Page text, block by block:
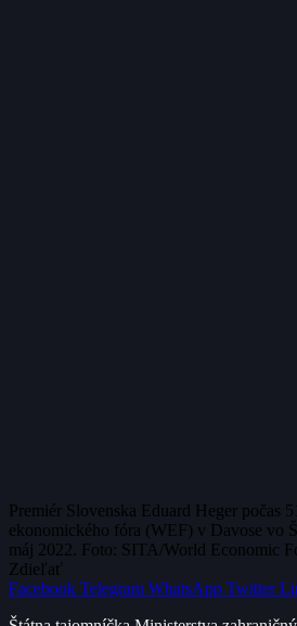
Premiér Slovenska Eduard Heger počas
ekonomického fóra (WEF) v Davose vo
máj 2022. Foto: SITA/World Economic
Zdieľať
Facebook Telegram WhatsApp Twitter